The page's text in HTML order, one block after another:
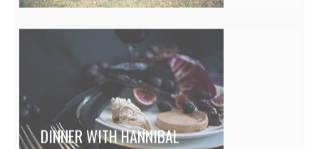
DINNER WITH HANNIBAL